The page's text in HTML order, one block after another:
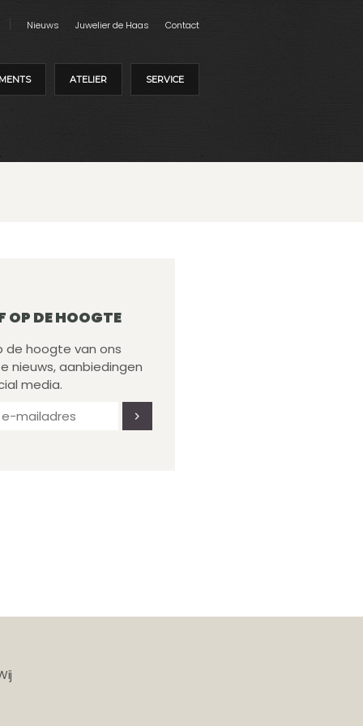
Nieuws Juwelier de Haas Contact
ATELIER SERVICE
OP DE HOOGTE
de hoogte van ons
nieuws, aanbiedingen
media.